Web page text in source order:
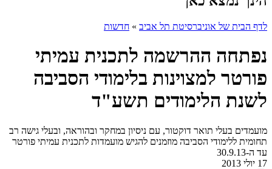
לדף הבית של אוניברסיטת תל אביב » חדשות
נפתחה ההרשמה לתכנית עמיתי
פורטר למצוינות בלימודי הסביבה
לשנת הלימודים תשע"ד
מועמדים בעלי תואר דוקטור, עם ניסיון במחקר ובהוראה, ובעלי גישה רב
תחומית ללימודי הסביבה מוזמנים להגיש מועמדות לתכנית עמיתי פורטר
עד ה-30.9.13
17 יולי 2013